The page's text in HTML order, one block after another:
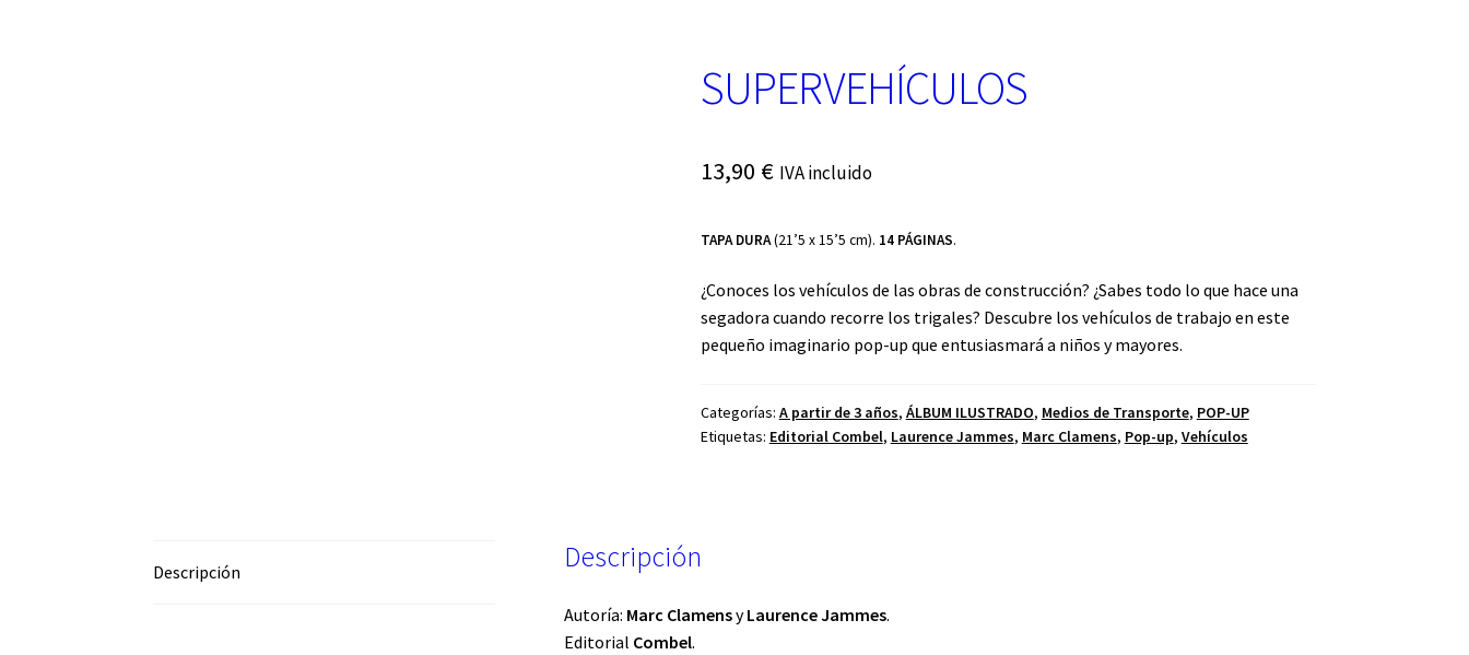
SUPERVEHÍCULOS
13,90 € IVA incluido
TAPA DURA(21’5 x 15’5 cm). 14 PÁGINAS.
¿Conoces los vehículos de las obras de construcción? ¿Sabes todo lo que hace una
segadora cuando recorre los trigales? Descubre los vehículos de trabajo en este
pequeño imaginario pop-up que entusiasmará a niños y mayores.
Categorías: A partir de 3 años, ÁLBUM ILUSTRADO, Medios de Transporte, POP-UP
Etiquetas: Editorial Combel, Laurence Jammes, Marc Clamens, Pop-up, Vehículos
Descripción Descripción
Autoría: Marc ClamensyLaurence Jammes.
Editorial Combel.